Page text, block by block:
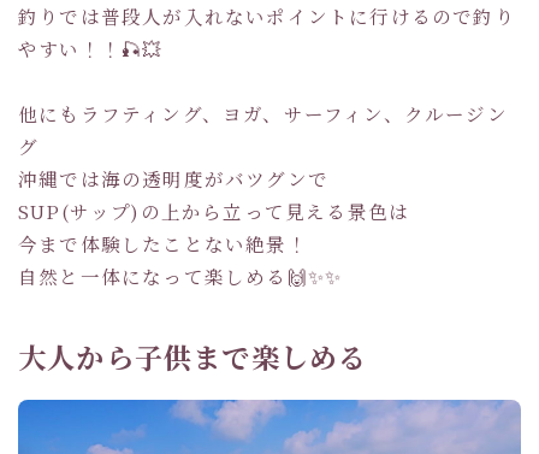
釣りでは普段人が入れないポイントに行けるので釣り
やすい！！🎣💥
他にもラフティング、ヨガ、サーフィン、クルージン
グ
沖縄では海の透明度がバツグンで
SUP(サップ)の上から立って見える景色は
今まで体験したことない絶景！
自然と一体になって楽しめる🙌✨✨
大人から子供まで楽しめる